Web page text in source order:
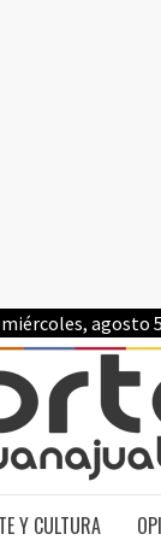
agosto
Y CULTURA